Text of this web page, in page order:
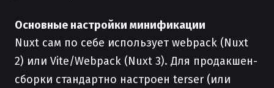
Основные настройки минификации
Nuxt сам по себе использует webpack (Nuxt
2) или Vite/Webpack (Nuxt 3). Для продакшен-
сборки стандартно настроен terser (или